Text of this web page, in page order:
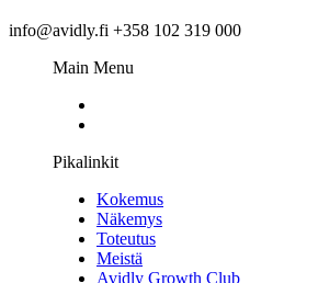
info@avidly.fi +358 102 319 000
Main Menu
Pikalinkit
Kokemus
Näkemys
Toteutus
Meistä
Avidly Growth Club